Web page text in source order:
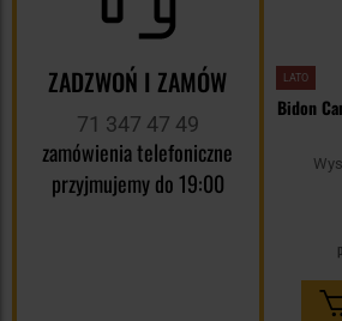
ZADZWOŃ I ZAMÓW
71 347 47 49
zamówienia telefoniczne
przyjmujemy do 19:00
LATO
Bidon